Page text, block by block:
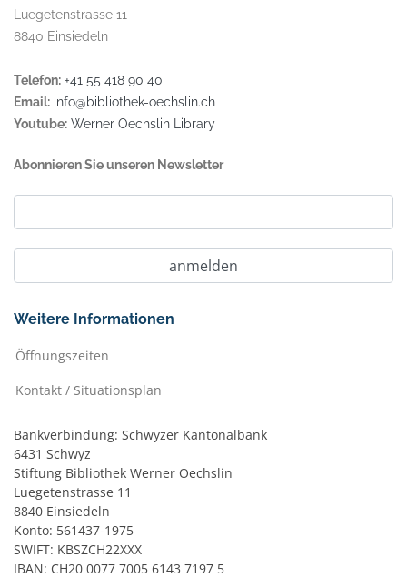
Luegetenstrasse 11
8840 Einsiedeln
Telefon: +41 55 418 90 40
Email: info@bibliothek-oechslin.ch
Youtube: Werner Oechslin Library
Abonnieren Sie unseren Newsletter
Weitere Informationen
Öffnungszeiten
Kontakt / Situationsplan
Bankverbindung: Schwyzer Kantonalbank
6431 Schwyz
Stiftung Bibliothek Werner Oechslin
Luegetenstrasse 11
8840 Einsiedeln
Konto: 561437-1975
SWIFT: KBSZCH22XXX
IBAN: CH20 0077 7005 6143 7197 5